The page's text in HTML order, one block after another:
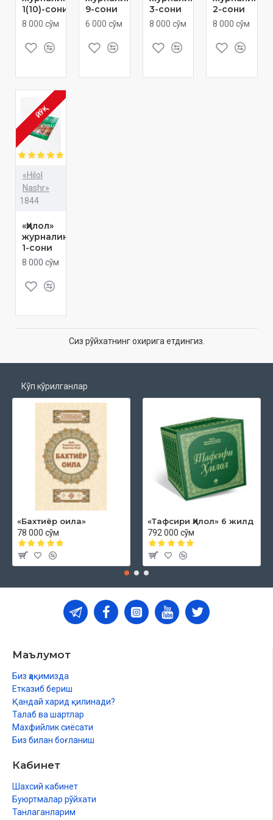
1(10)-сони
8 000 сўм
9-сони
6 000 сўм
3-сони
8 000 сўм
2-сони
8 000 сўм
ЙЎҚ
«Hilol
Nashr»
1844
«Ҳилол»
журналининг
1-сони
8 000 сўм
Сиз рўйхатнинг охирига етдингиз.
Кўп кўрилганлар
«Бахтиёр оила»
78 000 сўм
«Тафсири Ҳилол» 6 жилд
792 000 сўм
Маълумот
Биз ҳақимизда
Етказиб бериш
Қандай харид қилинади?
Талаб ва шартлар
Махфийлик сиёсати
Биз билан боғланиш
Кабинет
Шахсий кабинет
Буюртмалар рўйхати
Танлаганларим